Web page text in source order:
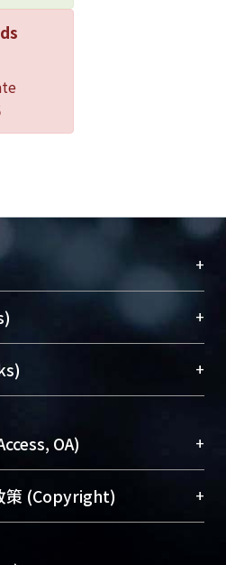
+
列，為永久珍藏及向國際
及學術能量，圖書館整合
術庫（AH）不同功能平
scholars。期能整合研
and promote researcher
Library integrates the
with “Academic
+
Library)
+
OA) +
提升資訊取用性的社會運
透過將研究著作公開供使
策 (Copyright) +